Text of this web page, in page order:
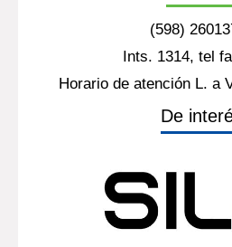
(598)
Ints. 1314, tel
Horario de atención L. a
De